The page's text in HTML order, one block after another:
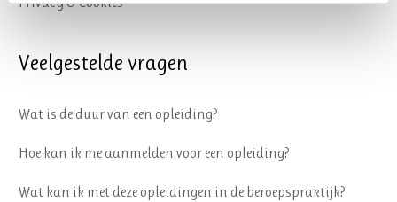
Veelgestelde vragen
Wat is de duur van een opleiding?
Hoe kan ik me aanmelden voor een opleiding?
Wat kan ik met deze opleidingen in de beroepspraktijk?